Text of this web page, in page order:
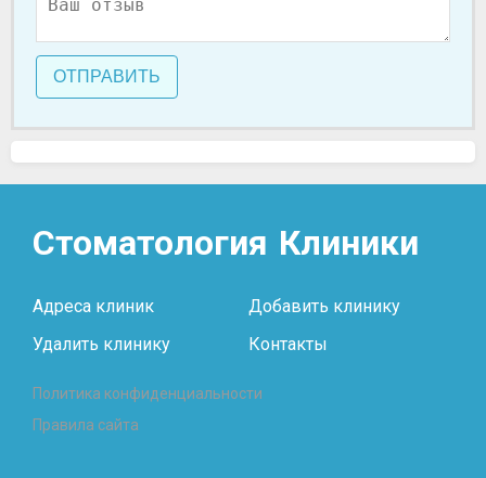
ОТПРАВИТЬ
Стоматология Клиники
Адреса клиник
Добавить клинику
Удалить клинику
Контакты
Политика конфиденциальности
Правила сайта